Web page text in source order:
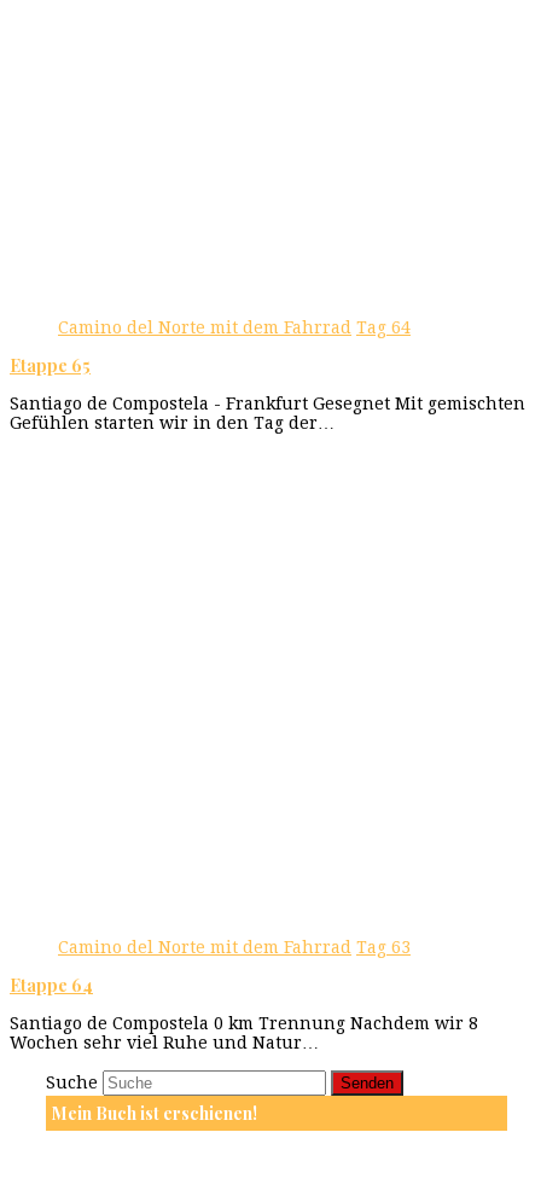
Camino del Norte mit dem Fahrrad Tag 64
Etappe 65
Santiago de Compostela - Frankfurt Gesegnet Mit gemischten
Gefühlen starten wir in den Tag der…
Camino del Norte mit dem Fahrrad Tag 63
Etappe 64
Santiago de Compostela 0 km Trennung Nachdem wir 8
Wochen sehr viel Ruhe und Natur…
Suche Senden
Mein Buch ist erschienen!